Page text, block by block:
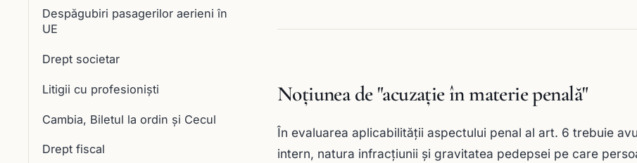
Despăgubiri pasagerilor aerieni în
UE
Drept societar
Litigii cu profesioniști
Cambia, Biletul la ordin și Cecul
Drept fiscal
Noţiunea de "acuzaţie în materie penală"
În evaluarea aplicabilităţii aspectului penal al art. 6 trebuie
intern, natura infracţiunii și gravitatea pedepsei pe care